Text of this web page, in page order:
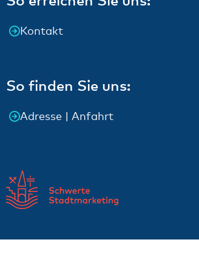
Kontakt
So finden Sie uns:
Adresse | Anfahrt